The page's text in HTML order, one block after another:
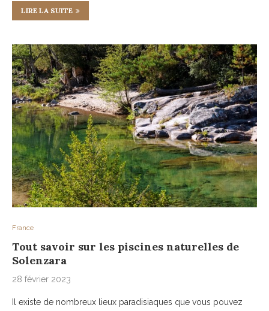
LIRE LA SUITE
France
Tout savoir sur les piscines naturelles de
Solenzara
28 février 2023
Il existe de nombreux lieux paradisiaques que vous pouvez